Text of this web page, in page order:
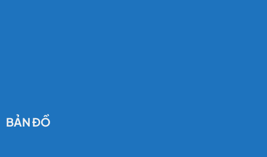
BẢN ĐỒ